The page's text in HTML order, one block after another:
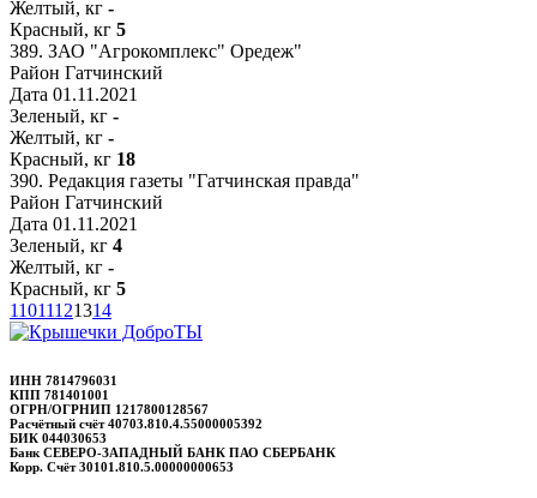
Желтый, кг -
Красный, кг 5
389. ЗАО "Агрокомплекс" Оредеж"
Район Гатчинский
Дата 01.11.2021
Зеленый, кг -
Желтый, кг -
Красный, кг 18
390. Редакция газеты "Гатчинская правда"
Район Гатчинский
Дата 01.11.2021
Зеленый, кг 4
Желтый, кг -
Красный, кг 5
11011121314
ИНН 7814796031
КПП 781401001
ОГРН/ОГРНИП 1217800128567
Расчётный счёт 40703.810.4.55000005392
БИК 044030653
Банк СЕВЕРО-ЗАПАДНЫЙ БАНК ПАО СБЕРБАНК
Корр. Счёт 30101.810.5.00000000653